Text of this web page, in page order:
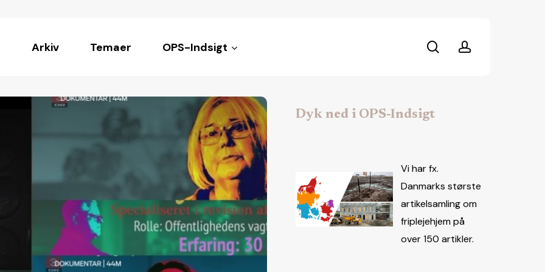
Arkiv Temaer OPS-Indsigt searchaccount
Dyk ned i OPS-Indsigt
Vi har fx.
Danmarks største
artikelsamling om
friplejehjem på
over 150 artikler.